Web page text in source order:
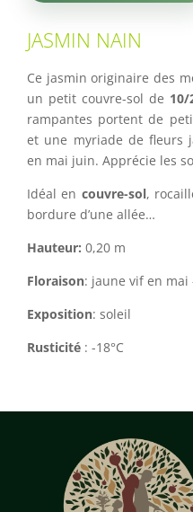
JASMIN NAIN
Ce jasmin originaire des
un petit couvre-sol de
rampantes portent de
et une myriade de fleurs
en mai juin. Apprécie les
Idéal en couvre-sol,
bordure d’une allée…
Hauteur: 0,20 m
Floraison: jaune vif en mai
Exposition: soleil
Rusticité : -18°C